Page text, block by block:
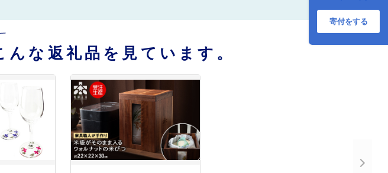
寄付をする
な返礼品を見ています。